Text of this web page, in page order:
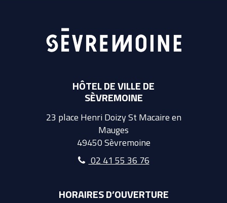
HÔTEL DE VILLE DE
SÈVREMOINE
23 place Henri Doizy St Macaire en
Mauges
49450 Sèvremoine
02 41 55 36 76
HORAIRES D’OUVERTURE